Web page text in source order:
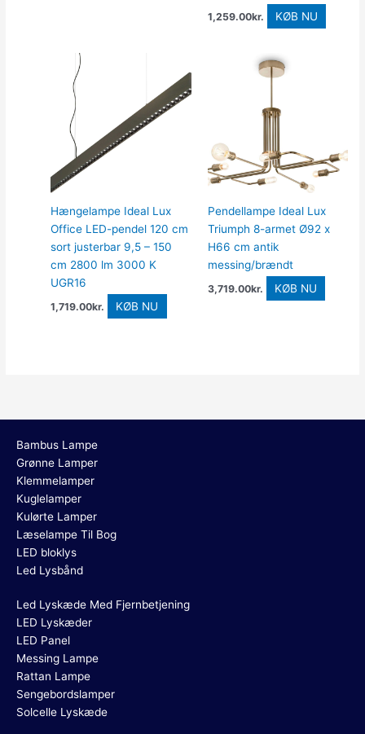
1,259.00kr. KØB NU
Hængelampe Ideal Lux
Office LED-pendel 120 cm
sort justerbar 9,5 – 150
cm 2800 lm 3000 K
UGR16
1,719.00kr. KØB NU
Pendellampe Ideal Lux
Triumph 8-armet Ø92 x
H66 cm antik
messing/brændt
3,719.00kr. KØB NU
Bambus Lampe
Grønne Lamper
Klemmelamper
Kuglelamper
Kulørte Lamper
Læselampe Til Bog
LED bloklys
Led Lysbånd
Led Lyskæde Med Fjernbetjening
LED Lyskæder
LED Panel
Messing Lampe
Rattan Lampe
Sengebordslamper
Solcelle Lyskæde